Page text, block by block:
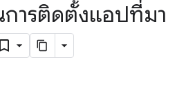
การติดตั้งแอปที่มา